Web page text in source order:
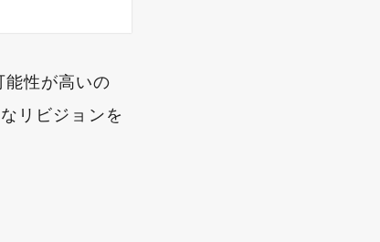
性が高いの
リビジョンを